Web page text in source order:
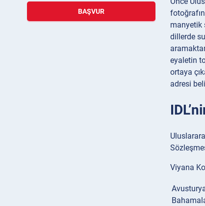
BAŞVUR
manyetik
dillerde
eyaletin
ortaya
adresi
Viyana